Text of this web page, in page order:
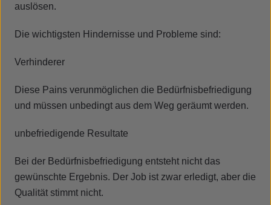
auslösen.
Die wichtigsten Hindernisse und Probleme sind:
Verhinderer
Diese Pains verunmöglichen die Bedürfnisbefriedigung
und müssen unbedingt aus dem Weg geräumt werden.
unbefriedigende Resultate
Bei der Bedürfnisbefriedigung entsteht nicht das
gewünschte Ergebnis. Der Job ist zwar erledigt, aber die
Qualität stimmt nicht.